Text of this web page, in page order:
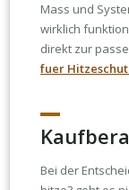
Mass und
wirklich
direkt zur
fuer
Bei der